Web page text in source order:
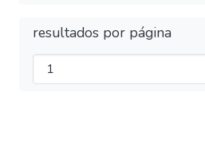
resultados por página